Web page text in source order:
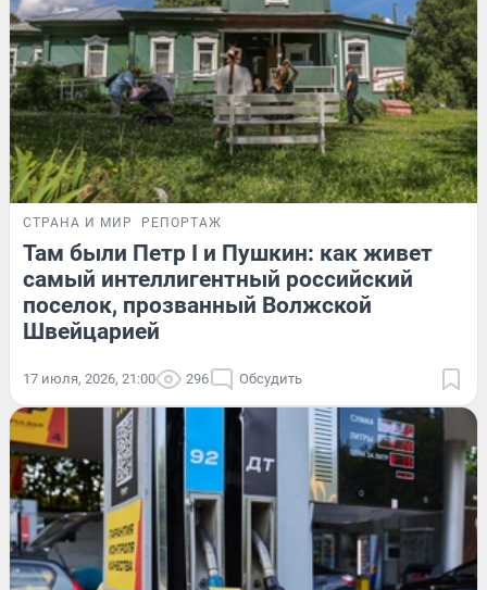
СТРАНА И МИР РЕПОРТАЖ
Там были Петр I и Пушкин: как живет
самый интеллигентный российский
поселок, прозванный Волжской
Швейцарией
17 июля, 2026, 21:00 296 Обсудить